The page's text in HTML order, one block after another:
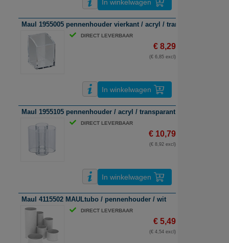
In winkelwagen
Maul 1955005 pennenhouder vierkant / acryl / transparant
DIRECT LEVERBAAR
€ 8,29
(€ 6,85 excl)
In winkelwagen
Maul 1955105 pennenhouder / acryl / transparant / 5 vakken
DIRECT LEVERBAAR
€ 10,79
(€ 8,92 excl)
In winkelwagen
Maul 4115502 MAULtubo / pennenhouder / wit
DIRECT LEVERBAAR
€ 5,49
(€ 4,54 excl)